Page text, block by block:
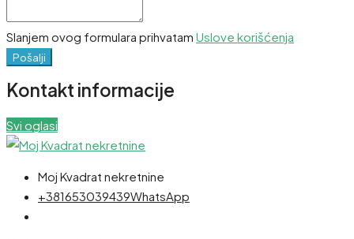
Slanjem ovog formulara prihvatam Uslove korišćenja
Pošalji
Kontakt informacije
Svi oglasi
Moj Kvadrat nekretnine
+381653039439WhatsApp